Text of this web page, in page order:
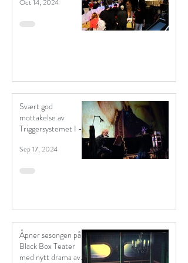
Oct 14, 2024
Svært god
mottakelse av
Triggersystemet I -
Sep 17, 2024
Åpner sesongen på
Black Box Teater
med nytt drama av